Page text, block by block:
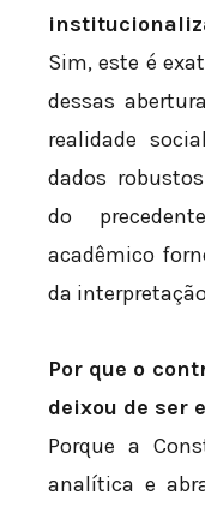
Sim, este é
dessas
realidade
dados
do
acadêmico
da
Por que o
deixou de ser
Porque a
analítica e